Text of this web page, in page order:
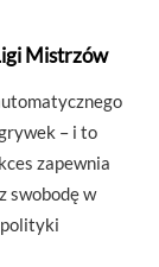
Mistrzów
– i to
zapewnia
swobodę w